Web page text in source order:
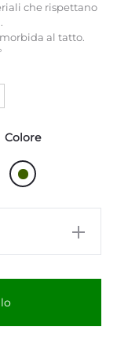
che rispettano
al tatto.
Colore